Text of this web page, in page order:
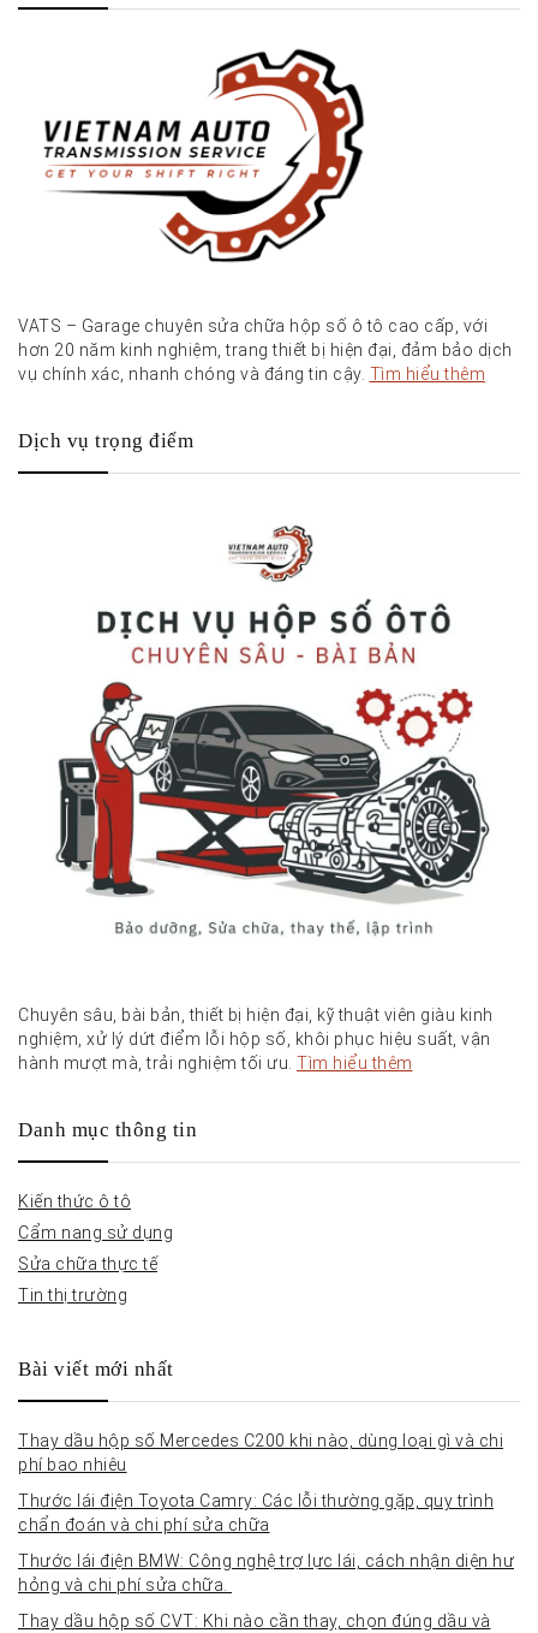
VATS – Garage chuyên sửa chữa hộp số ô tô cao cấp, với
hơn 20 năm kinh nghiệm, trang thiết bị hiện đại, đảm bảo dịch
vụ chính xác, nhanh chóng và đáng tin cậy. Tìm hiểu thêm
Dịch vụ trọng điểm
Chuyên sâu, bài bản, thiết bị hiện đại, kỹ thuật viên giàu kinh
nghiệm, xử lý dứt điểm lỗi hộp số, khôi phục hiệu suất, vận
hành mượt mà, trải nghiệm tối ưu. Tìm hiểu thêm
Danh mục thông tin
Kiến thức ô tô
Cẩm nang sử dụng
Sửa chữa thực tế
Tin thị trường
Bài viết mới nhất
Thay dầu hộp số Mercedes C200 khi nào, dùng loại gì và chi
phí bao nhiêu
Thước lái điện Toyota Camry: Các lỗi thường gặp, quy trình
chẩn đoán và chi phí sửa chữa
Thước lái điện BMW: Công nghệ trợ lực lái, cách nhận diện hư
hỏng và chi phí sửa chữa.
Thay dầu hộp số CVT: Khi nào cần thay, chọn đúng dầu và